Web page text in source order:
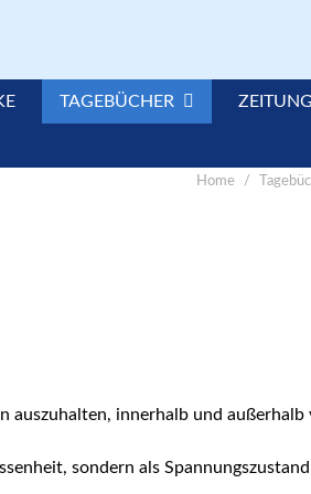
TAGEBÜCHER
Home
auszuhalten, innerhalb und außerhalb
sondern als